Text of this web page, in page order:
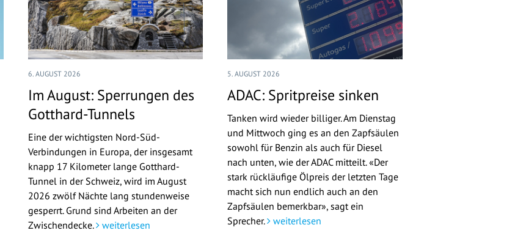
6. AUGUST 2026
Im August: Sperrungen des
Gotthard-Tunnels
Eine der wichtigsten Nord-Süd-
Verbindungen in Europa, der insgesamt
knapp 17 Kilometer lange Gotthard-
Tunnel in der Schweiz, wird im August
2026 zwölf Nächte lang stundenweise
gesperrt. Grund sind Arbeiten an der
Zwischendecke. weiterlesen
5. AUGUST 2026
ADAC: Spritpreise sinken
Tanken wird wieder billiger. Am Dienstag
und Mittwoch ging es an den Zapfsäulen
sowohl für Benzin als auch für Diesel
nach unten, wie der ADAC mitteilt. «Der
stark rückläufige Ölpreis der letzten Tage
macht sich nun endlich auch an den
Zapfsäulen bemerkbar», sagt ein
Sprecher. weiterlesen